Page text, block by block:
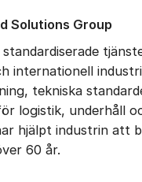
Solutions Group
standardiserade
internationell
tekniska
logistik, underhåll
hjälpt industrin att
60 år.